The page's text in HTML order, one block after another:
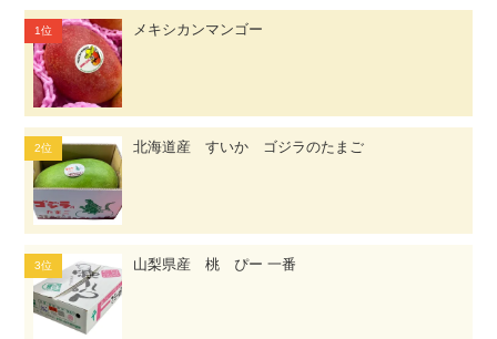
メキシカンマンゴー
北海道産 すいか ゴジラのたまご
山梨県産 桃 ぴー 一番